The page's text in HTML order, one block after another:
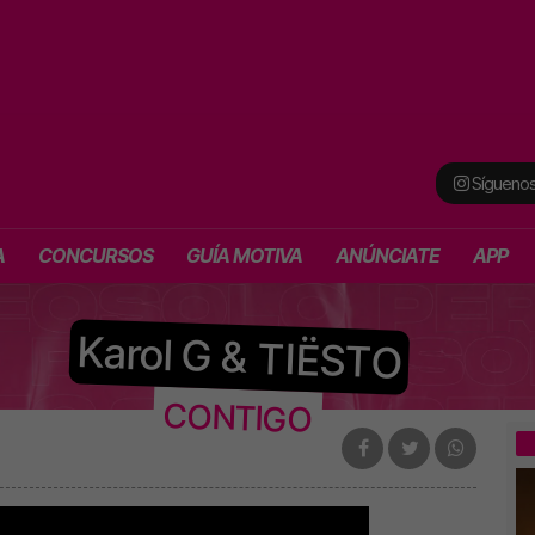
CONCURSOS GUÍA MOTIVA ANÚNCIATE APP
Karol G & TIËSTO
CONTIGO